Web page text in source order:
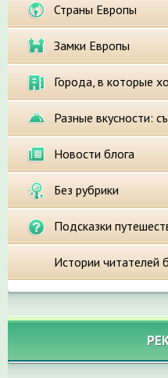
Страны Европы
Замки Европы
Города, в которые
Разные вкусности:
Новости блога
Без рубрики
Подсказки
Истории читателей